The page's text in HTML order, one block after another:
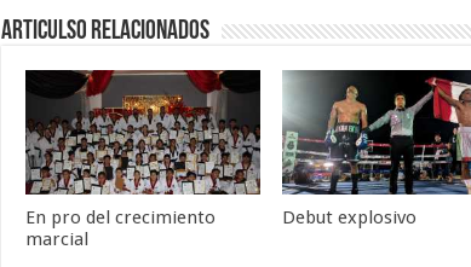
Articulso Relacionados
En pro del crecimiento
marcial
Debut explosivo